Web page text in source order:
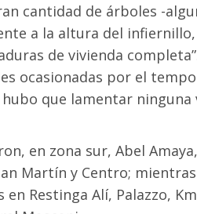
cantidad de árboles -
a la altura del
de vivienda
ocasionadas por el
que lamentar ninguna
en zona sur, Abel
Martín y Centro;
Restinga Alí, Palazzo,